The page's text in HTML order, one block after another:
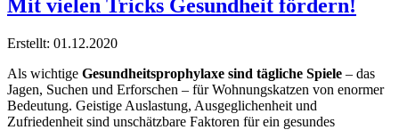
Mit vielen Tricks Gesundheit fördern!
Erstellt: 01.12.2020
Als wichtige Gesundheitsprophylaxe sind tägliche Spiele – das
Jagen, Suchen und Erforschen – für Wohnungskatzen von enormer
Bedeutung. Geistige Auslastung, Ausgeglichenheit und
Zufriedenheit sind unschätzbare Faktoren für ein gesundes